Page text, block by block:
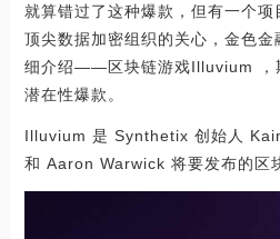
就算错过了这种爆款，但有一个
顶尖数据加密组织的关心，金色
细介绍——区块链游戏Illuvium ，
潜在性爆款。
Illuvium 是 Synthetix 创始人
和 Aaron Warwick 将要发布的区